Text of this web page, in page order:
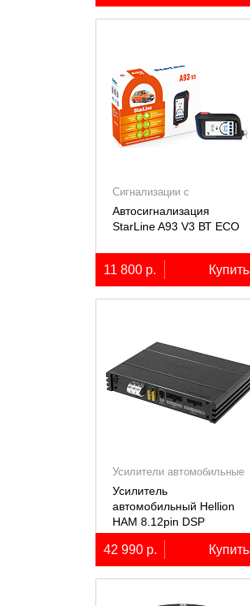
Сигнализации с
автозапуском
Автосигнализация
StarLine A93 V3 ВТ ECO
11 800 р. Купить
Усилители автомобильные
Усилитель
автомобильный Hellion
HAM 8.12pin DSP
десятиканальный,
8x80+2х100Вт (4Ом),
встроенный 12
канальный процессор
42 990 р. Купить